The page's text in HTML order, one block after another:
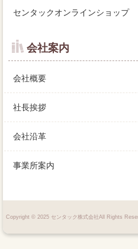
センタックオンラインショップ
会社案内
会社概要
社長挨拶
会社沿革
事業所案内
Copyright © 2025 センタック株式会社All Rights